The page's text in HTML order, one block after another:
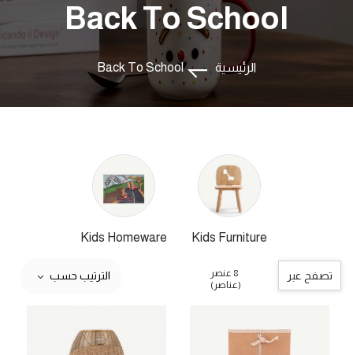
الرئيسية Back To School
Back To School
Kids Furniture
Kids Homeware
تصفح عبر
8 عنصر
(عناصر)
الترتيب حسب